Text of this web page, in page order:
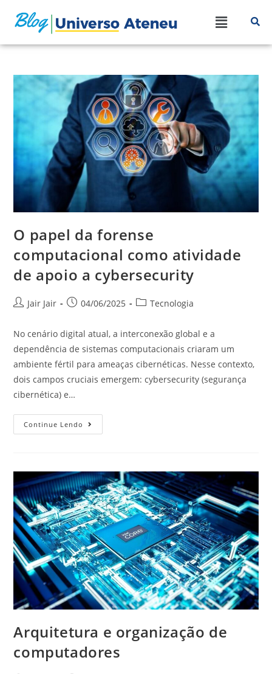
O papel da forense
computacional como atividade
de apoio a cybersecurity
Jair Jair 04/06/2025 Tecnologia
No cenário digital atual, a interconexão global e a
dependência de sistemas computacionais criaram um
ambiente fértil para ameaças cibernéticas. Nesse contexto,
dois campos cruciais emergem: cybersecurity (segurança
cibernética) e…
Continue Lendo
Arquitetura e organização de
computadores